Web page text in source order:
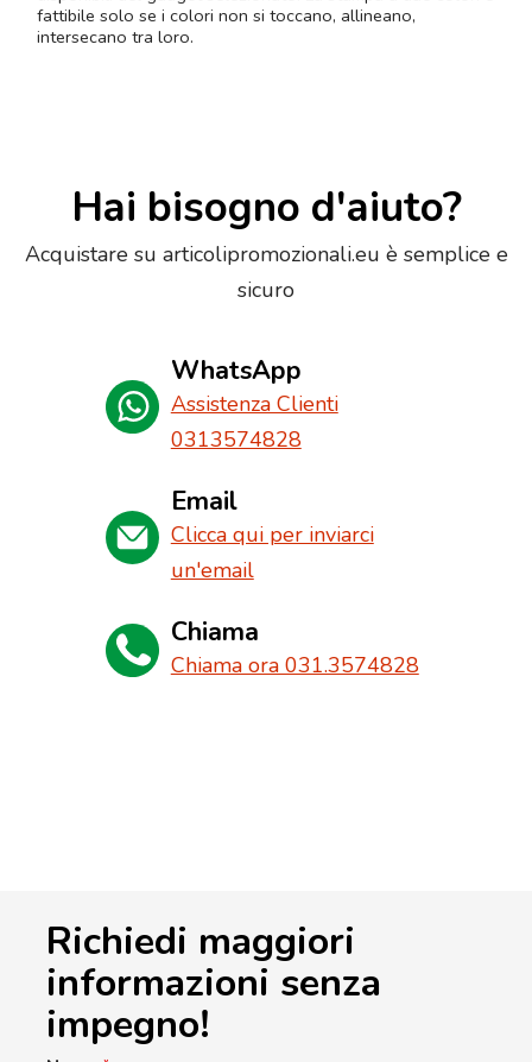
fattibile solo se i colori non si toccano, allineano,
intersecano tra loro.
Hai bisogno d'aiuto?
Acquistare su articolipromozionali.eu è semplice e
sicuro
WhatsApp
Assistenza Clienti
0313574828
Email
Clicca qui per inviarci
un'email
Chiama
Chiama ora 031.3574828
Richiedi maggiori
informazioni senza
impegno!